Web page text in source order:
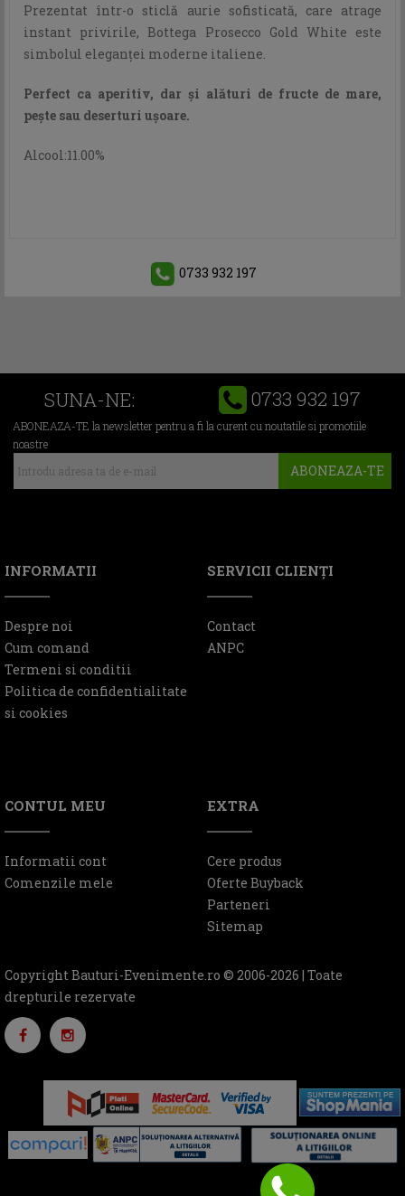
Prezentat într-o sticlă aurie sofisticată, care atrage
instant privirile, Bottega Prosecco Gold White este
simbolul eleganței moderne italiene.
Perfect ca aperitiv, dar și alături de fructe de mare,
pește sau deserturi ușoare.
Alcool:11.00%
0733 932 197
SUNA-NE: 0733 932 197
ABONEAZA-TE la newsletter pentru a fi la curent cu noutatile si promotiile
noastre
ABONEAZA-TE
INFORMATII
Despre noi
Cum comand
Termeni si conditii
Politica de confidentialitate
si cookies
SERVICII CLIENŢI
Contact
ANPC
CONTUL MEU
Informatii cont
Comenzile mele
EXTRA
Cere produs
Oferte Buyback
Parteneri
Sitemap
Copyright Bauturi-Evenimente.ro © 2006-2026 | Toate
drepturile rezervate